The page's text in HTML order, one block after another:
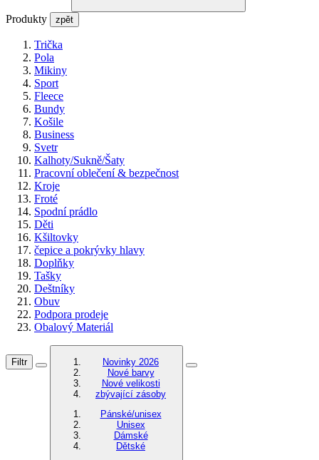
Produkty zpět
Trička
Pola
Mikiny
Sport
Fleece
Bundy
Košile
Business
Svetr
Kalhoty/Sukně/Šaty
Pracovní oblečení & bezpečnost
Kroje
Froté
Spodní prádlo
Děti
Kšiltovky
čepice a pokrývky hlavy
Doplňky
Tašky
Deštníky
Obuv
Podpora prodeje
Obalový Materiál
Filtr
Novinky 2026
Nové barvy
Nové velikosti
zbývající zásoby
Pánské/unisex
Unisex
Dámské
Dětské